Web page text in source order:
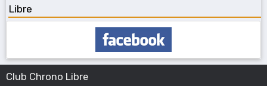
Libre
Club Chrono Libre